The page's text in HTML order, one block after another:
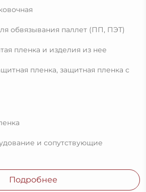
обвязывания паллет (ПП, ПЭТ)
пленка и изделия из нее
пленка, защитная пленка с
и сопутствующие
Подробнее